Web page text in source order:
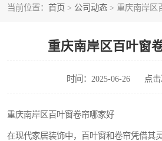
当前位置： 首页 > 公司动态 > 重庆南岸区
重庆南岸区百叶窗
时间：2025-06-26 点
重庆南岸区百叶窗卷帘哪家好
在现代家居装饰中，百叶窗和卷帘凭借其